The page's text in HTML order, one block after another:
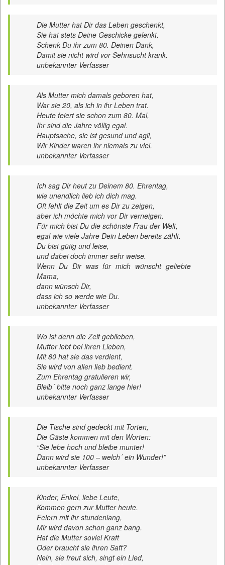
Die Mutter hat Dir das Leben geschenkt,
Sie hat stets Deine Geschicke gelenkt.
Schenk Du ihr zum 80. Deinen Dank,
Damit sie nicht wird vor Sehnsucht krank.
unbekannter Verfasser
Als Mutter mich damals geboren hat,
War sie 20, als ich in ihr Leben trat.
Heute feiert sie schon zum 80. Mal,
Ihr sind die Jahre völlig egal.
Hauptsache, sie ist gesund und agil,
Wir Kinder waren ihr niemals zu viel.
unbekannter Verfasser
Ich sag Dir heut zu Deinem 80. Ehrentag,
wie unendlich lieb ich dich mag.
Oft fehlt die Zeit um es Dir zu zeigen,
aber ich möchte mich vor Dir verneigen.
Für mich bist Du die schönste Frau der Welt,
egal wie viele Jahre Dein Leben bereits zählt.
Du bist gütig und leise,
und dabei doch immer sehr weise.
Wenn Du Dir was für mich wünscht geliebte
Mama,
dann wünsch Dir,
dass ich so werde wie Du.
unbekannter Verfasser
Wo ist denn die Zeit geblieben,
Mutter lebt bei ihren Lieben,
Mit 80 hat sie das verdient,
Sie wird von allen lieb bedient.
Zum Ehrentag gratulieren wir,
Bleib´ bitte noch ganz lange hier!
unbekannter Verfasser
Die Tische sind gedeckt mit Torten,
Die Gäste kommen mit den Worten:
“Sie lebe hoch und bleibe munter!
Dann wird sie 100 – welch´ ein Wunder!”
unbekannter Verfasser
Kinder, Enkel, liebe Leute,
Kommen gern zur Mutter heute.
Feiern mit ihr stundenlang,
Mir wird davon schon ganz bang.
Hat die Mutter soviel Kraft
Oder braucht sie ihren Saft?
Nein, sie freut sich, singt ein Lied,